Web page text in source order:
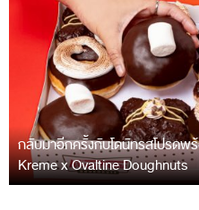
กลับมาอีกครั้งกับโดนัทรสโปรดพ
Kreme x Ovaltine Doughnuts